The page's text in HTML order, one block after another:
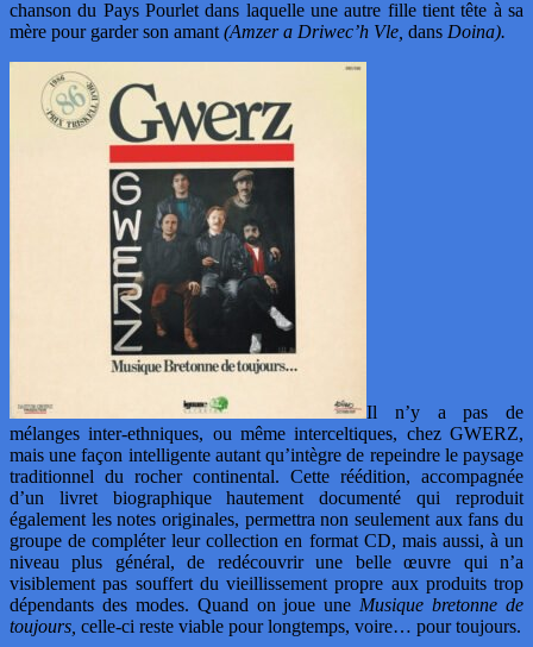
chanson du Pays Pourlet dans laquelle une autre fille tient tête à sa
mère pour garder son amant (Amzer a Driwec’h Vle, dans Doina).
Il n’y a pas de
mélanges inter-ethniques, ou même interceltiques, chez GWERZ,
mais une façon intelligente autant qu’intègre de repeindre le paysage
traditionnel du rocher continental. Cette réédition, accompagnée
d’un livret biographique hautement documenté qui reproduit
également les notes originales, permettra non seulement aux fans du
groupe de compléter leur collection en format CD, mais aussi, à un
niveau plus général, de redécouvrir une belle œuvre qui n’a
visiblement pas souffert du vieillissement propre aux produits trop
dépendants des modes. Quand on joue une Musique bretonne de
toujours, celle-ci reste viable pour longtemps, voire… pour toujours.